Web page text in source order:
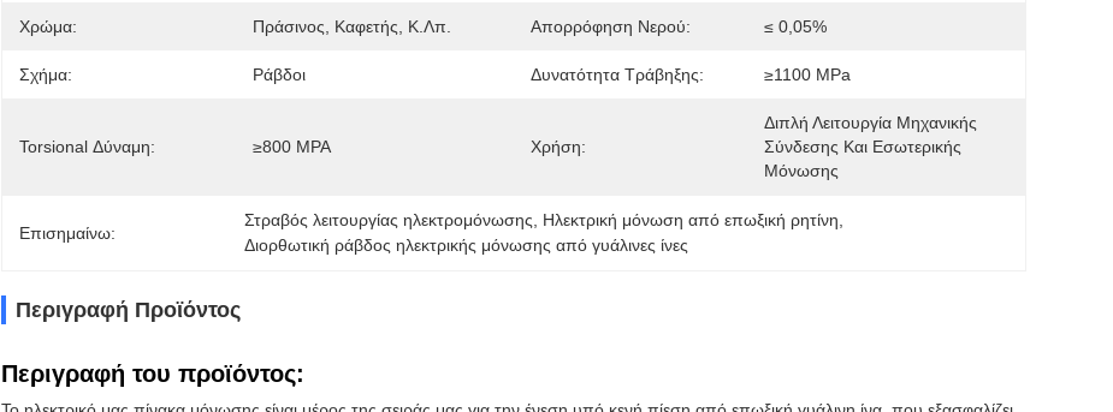
Χρώμα: Πράσινος, Καφετής, Κ.λπ. Απορρόφηση Νερού: ≤ 0,05%
Σχήμα: Ράβδοι Δυνατότητα Τράβηξης: ≥1100 MPa
Torsional Δύναμη: ≥800 MPA Χρήση:
Διπλή Λειτουργία Μηχανικής
Σύνδεσης Και Εσωτερικής
Μόνωσης
Επισημαίνω:
Στραβός λειτουργίας ηλεκτρομόνωσης Ηλεκτρική μόνωση από επωξική ρητίνη
Διορθωτική ράβδος ηλεκτρικής μόνωσης από γυάλινες ίνες
Περιγραφή Προϊόντος
Περιγραφή του προϊόντος: